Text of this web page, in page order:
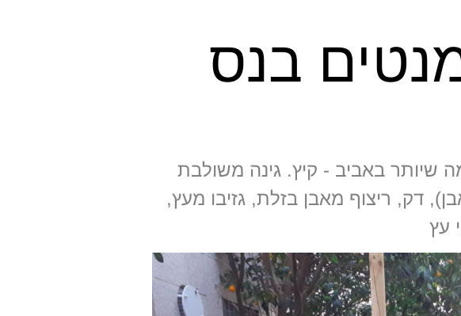
בנס
שיותר באביב - קיץ. גינה משולבת
דק, ריצוף מאבן בזלת, גזיבו מעץ,
עץ